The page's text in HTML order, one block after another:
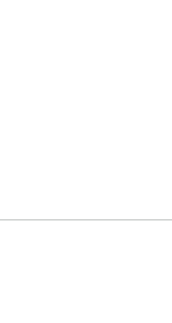
на ошибку.